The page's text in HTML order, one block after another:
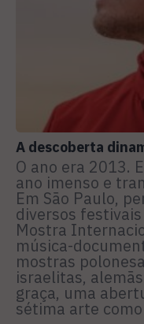
A descoberta
O ano era 2013.
ano imenso e
Em São Paulo,
diversos
Mostra
música-
mostras
israelitas,
graça, uma
sétima arte